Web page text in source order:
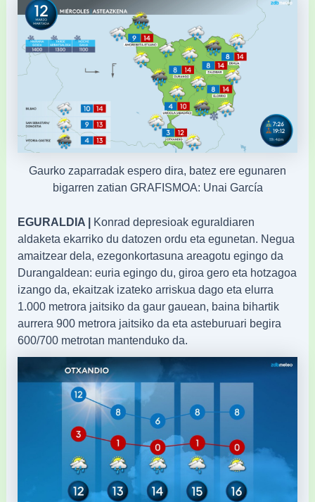
Gaurko zaparradak espero dira, batez ere egunaren
bigarren zatian GRAFISMOA: Unai García
EGURALDIA | Konrad depresioak eguraldiaren
aldaketa ekarriko du datozen ordu eta egunetan. Negua
amaitzear dela, ezegonkortasuna areagotu egingo da
Durangaldean: euria egingo du, giroa gero eta hotzagoa
izango da, ekaitzak izateko arriskua dago eta elurra
1.000 metrora jaitsiko da gaur gauean, baina bihartik
aurrera 900 metrora jaitsiko da eta asteburuari begira
600/700 metrotan mantenduko da.